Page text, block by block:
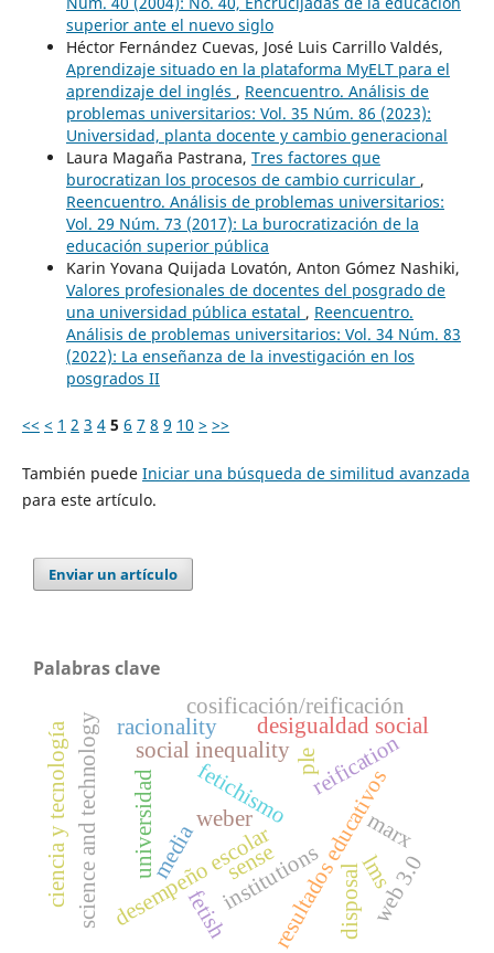
superior ante el nuevo siglo
Héctor Fernández Cuevas, José Luis Carrillo Valdés,
Aprendizaje situado en la plataforma MyELT para el
aprendizaje del inglés , Reencuentro. Análisis de
problemas universitarios: Vol. 35 Núm. 86 (2023):
Universidad, planta docente y cambio generacional
Laura Magaña Pastrana, Tres factores que
burocratizan los procesos de cambio curricular ,
Reencuentro. Análisis de problemas universitarios:
Vol. 29 Núm. 73 (2017): La burocratización de la
educación superior pública
Karin Yovana Quijada Lovatón, Anton Gómez Nashiki,
Valores profesionales de docentes del posgrado de
una universidad pública estatal , Reencuentro.
Análisis de problemas universitarios: Vol. 34 Núm. 83
(2022): La enseñanza de la investigación en los
posgrados II
<< < 1 2 3 4 5 6 7 8 9 10 > >>
También puede Iniciar una búsqueda de similitud avanzada
para este artículo.
Enviar un artículo
Palabras clave
universidad fetichismoresultados educativos
desempeño escolar
social inequality
desigualdad social
racionality
weber
institutions
fetish disposal
reification
cosificación/reificación
marx
media
science and technology
ciencia y tecnología ple
lms
web 3.0
sense